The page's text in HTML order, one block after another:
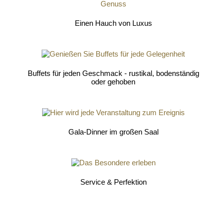
Einen Hauch von Luxus
Buffets für jeden Geschmack - rustikal, bodenständig
oder gehoben
Gala-Dinner im großen Saal
Service & Perfektion